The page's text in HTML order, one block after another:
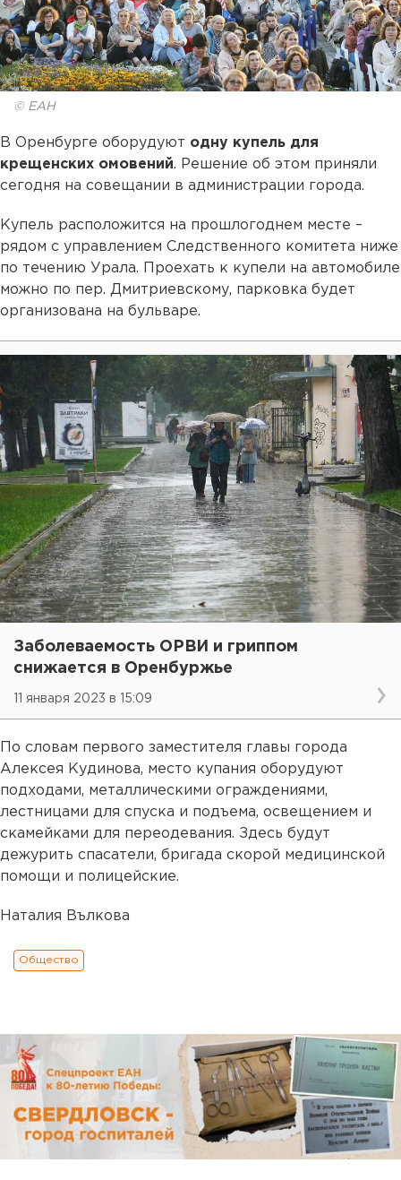
© ЕАН
В Оренбурге оборудуют одну купель для
крещенских омовений. Решение об этом приняли
сегодня на совещании в администрации города.
Купель расположится на прошлогоднем месте –
рядом с управлением Следственного комитета ниже
по течению Урала. Проехать к купели на автомобиле
можно по пер. Дмитриевскому, парковка будет
организована на бульваре.
Заболеваемость ОРВИ и гриппом
снижается в Оренбуржье
11 января 2023 в 15:09
По словам первого заместителя главы города
Алексея Кудинова, место купания оборудуют
подходами, металлическими ограждениями,
лестницами для спуска и подъема, освещением и
скамейками для переодевания. Здесь будут
дежурить спасатели, бригада скорой медицинской
помощи и полицейские.
Наталия Вълкова
Общество